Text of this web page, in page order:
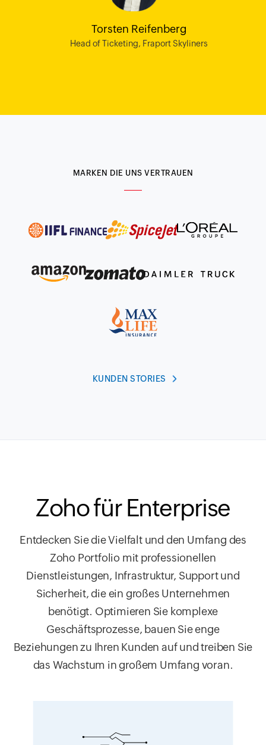
Torsten Reifenberg
Head of Ticketing, Fraport Skyliners
MARKEN DIE UNS VERTRAUEN
KUNDEN STORIES
Zoho für Enterprise
Entdecken Sie die Vielfalt und den Umfang des
Zoho Portfolio mit professionellen
Dienstleistungen, Infrastruktur, Support und
Sicherheit, die ein großes Unternehmen
benötigt. Optimieren Sie komplexe
Geschäftsprozesse, bauen Sie enge
Beziehungen zu Ihren Kunden auf und treiben Sie
das Wachstum in großem Umfang voran.